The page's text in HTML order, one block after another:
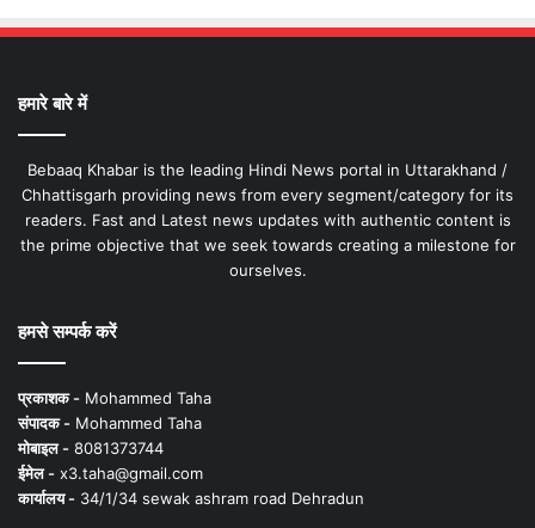
हमारे बारे में
Bebaaq Khabar is the leading Hindi News portal in Uttarakhand /
Chhattisgarh providing news from every segment/category for its
readers. Fast and Latest news updates with authentic content is
the prime objective that we seek towards creating a milestone for
ourselves.
हमसे सम्पर्क करें
प्रकाशक - Mohammed Taha
संपादक - Mohammed Taha
मोबाइल - 8081373744
ईमेल - x3.taha@gmail.com
कार्यालय - 34/1/34 sewak ashram road Dehradun